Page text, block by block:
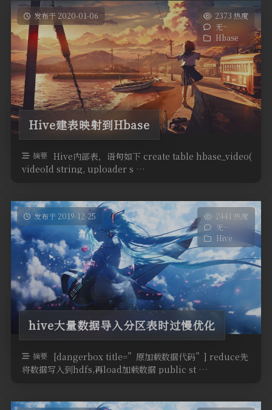
发布于 2020-01-06
2373 热度
无~
Hbase
Hive建表映射到Hbase
摘要 Hive内部表，语句如下 create table hbase_video(
videoId string, uploader s …
发布于 2019-12-25
2441 热度
无~
Hive
hive大量数据导入分区表时过慢优化
摘要
[dangerbox title=”原加载数据代码”] reduce先
将数据写入到hdfs,再load加载数据 public st …